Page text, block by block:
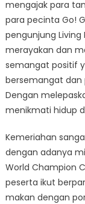
mengajak para
para pecinta Go!
pengunjung
merayakan dan
semangat positif
bersemangat dan
Dengan
menikmati hidup
Kemeriahan
dengan adanya
World Champion
peserta ikut
makan dengan